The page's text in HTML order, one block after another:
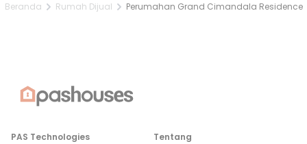
Beranda Rumah Dijual Perumahan Grand Cimandala Residence
PAS Technologies
Tentang